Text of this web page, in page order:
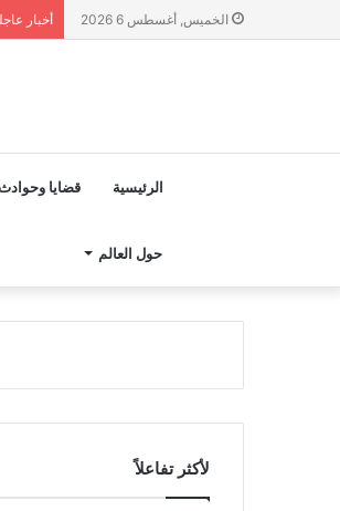
الخميس, أغسطس 6 2026 أخبار
الرئيسية قضايا
حول العالم
لأكثر تفاعلاً